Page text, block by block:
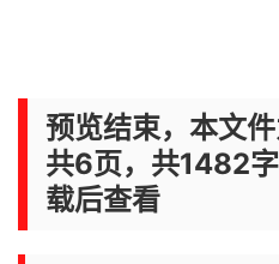
预览结束，本文
共6页，共1482
载后查看